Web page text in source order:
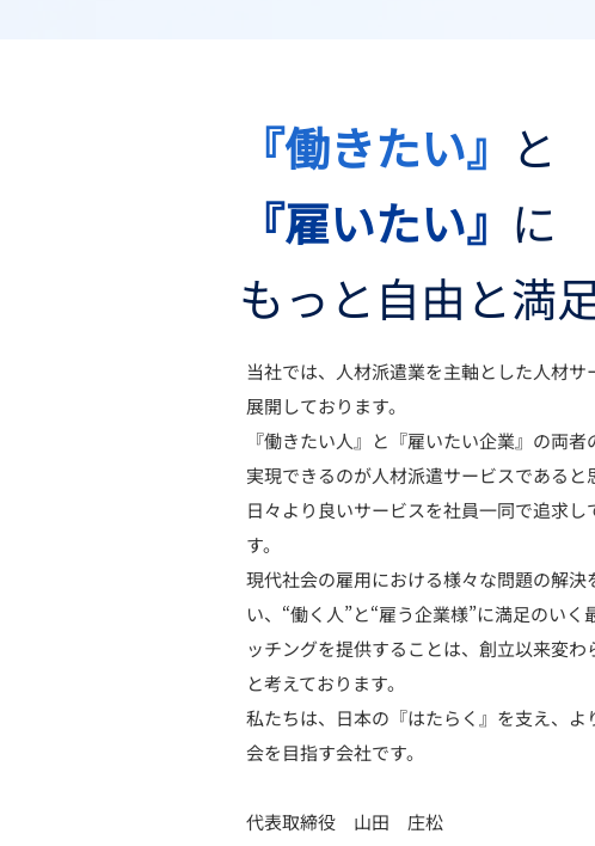
『働きたい』 と
『雇いたい』 に
もっと自由と満
当社では、人材派遣業を主軸とした人材サ
展開しております。
『働きたい人』と『雇いたい企業』の両者
実現できるのが人材派遣サービスであると
日々より良いサービスを社員一同で追求し
す。
現代社会の雇用における様々な問題の解決
い、“働く人”と“雇う企業様”に満足のいく
ッチングを提供することは、創立以来変わ
と考えております。
私たちは、日本の『はたらく』を支え、よ
会を目指す会社です。
代表取締役 山田 庄松